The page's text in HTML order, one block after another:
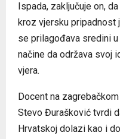
Ispada, zaključuje on,
kroz vjersku pripadnost
se prilagođava sredini
načine da održava svoj
vjera.
Docent na
Stevo Đurašković tvrdi
Hrvatskoj dolazi kao i